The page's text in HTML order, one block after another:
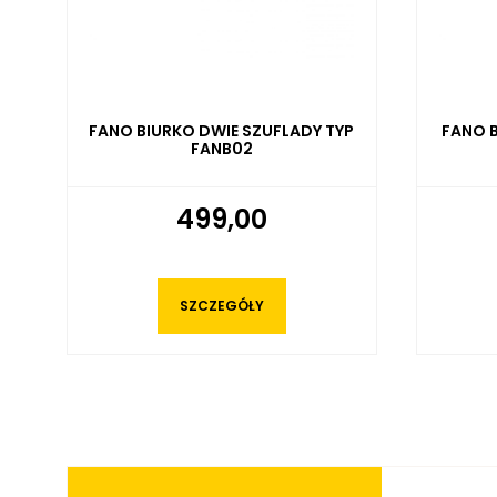
FANO BIURKO Z JEDNĄ SZUFLADĄ
TYP FANB03
499,00
SZCZEGÓŁY
FANO